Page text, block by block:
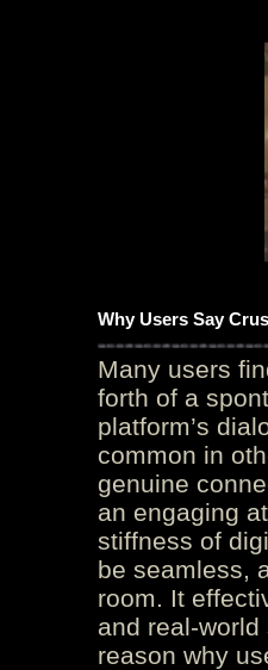
Why Users Say
Many users
forth of a
platform’s
common in
genuine
an engaging
stiffness of
be seamless,
room. It
and real-
reason why